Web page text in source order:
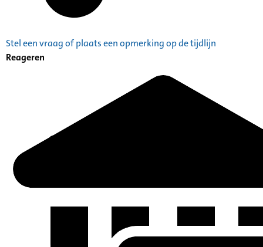
Stel een vraag of plaats een opmerking op de tijdlijn
Reageren